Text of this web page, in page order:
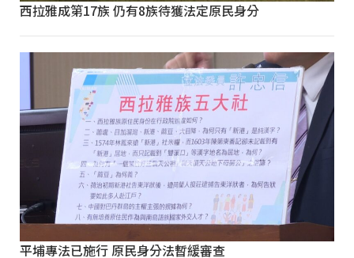
西拉雅成第17族 仍有8族待獲法定原民身分
平埔專法已施行 原民身分法暫緩審查